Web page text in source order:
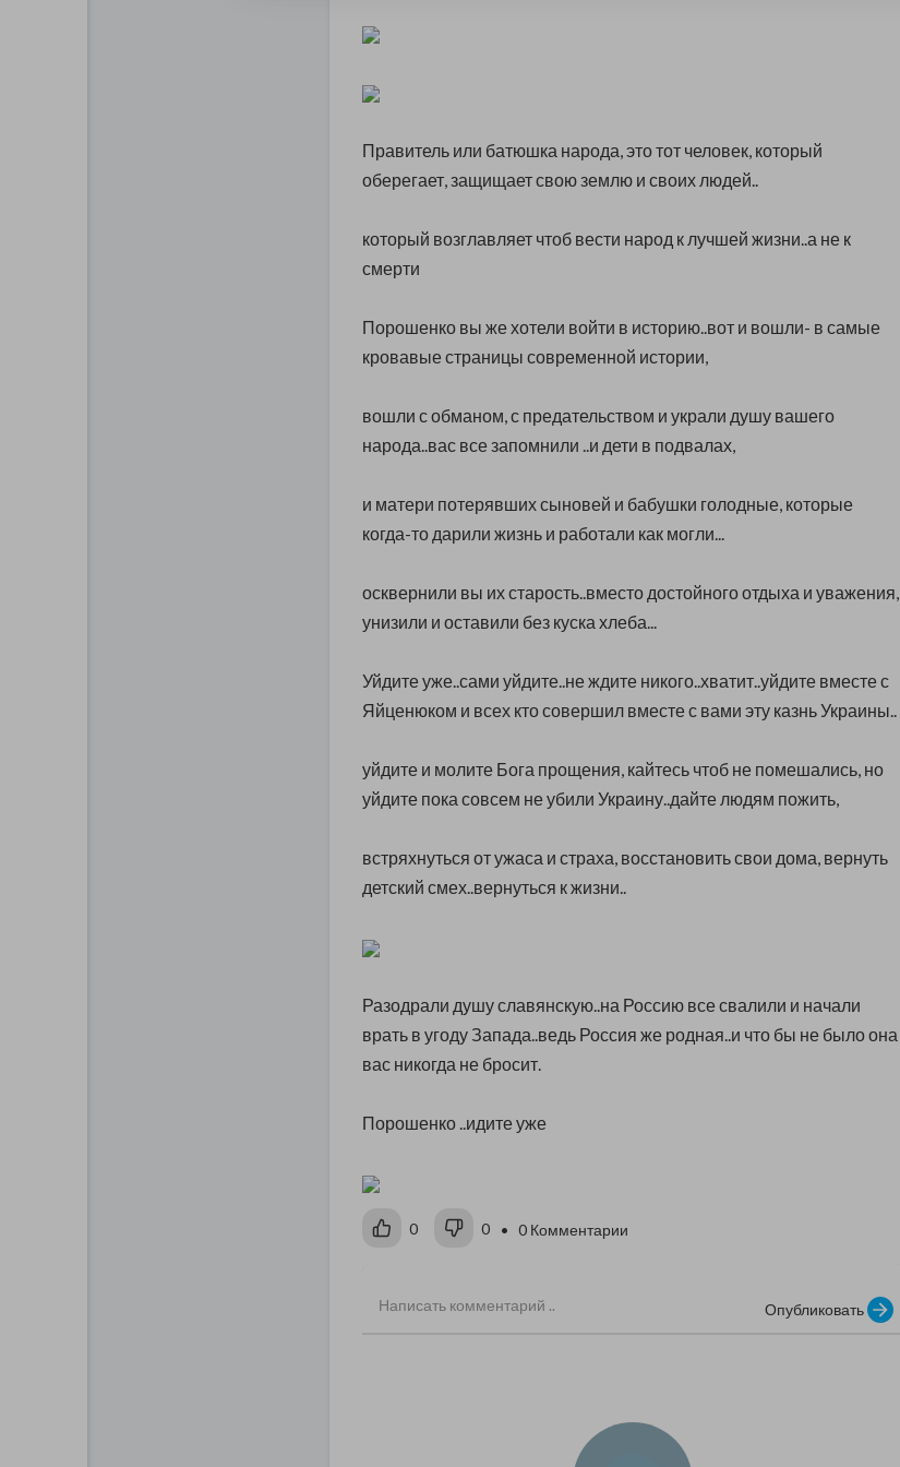
Правитель или батюшка народа, это тот человек, который
оберегает, защищает свою землю и своих людей..
который возглавляет чтоб вести народ к лучшей жизни..а не к
смерти
Порошенко вы же хотели войти в историю..вот и вошли- в самые
кровавые страницы современной истории,
вошли с обманом, с предательством и украли душу вашего
народа..вас все запомнили ..и дети в подвалах,
и матери потерявших сыновей и бабушки голодные, которые
когда-то дарили жизнь и работали как могли...
осквернили вы их старость..вместо достойного отдыха и уважения,
унизили и оставили без куска хлеба...
Уйдите уже..сами уйдите..не ждите никого..хватит..уйдите вместе с
Яйценюком и всех кто совершил вместе с вами эту казнь Украины..
уйдите и молите Бога прощения, кайтесь чтоб не помешались, но
уйдите пока совсем не убили Украину..дайте людям пожить,
встряхнуться от ужаса и страха, восстановить свои дома, вернуть
детский смех..вернуться к жизни..
Разодрали душу славянскую..на Россию все свалили и начали
врать в угоду Запада..ведь Россия же родная..и что бы не было она
вас никогда не бросит.
Порошенко ..идите уже
0 0 • 0 Комментарии
Опубликовать